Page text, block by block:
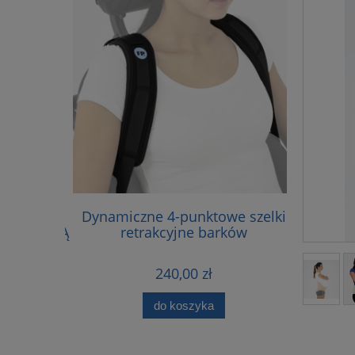
Dynamiczne 4-punktowe szelki
retrakcyjne barków
240,00 zł
do koszyka